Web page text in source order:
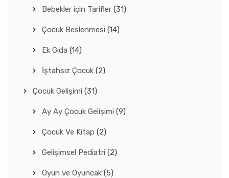
Bebekler için Tarifler (31)
Çocuk Beslenmesi (14)
Ek Gıda (14)
İştahsız Çocuk (2)
Çocuk Gelişimi (31)
Ay Ay Çocuk Gelişimi (9)
Çocuk Ve Kitap (2)
Gelişimsel Pediatri (2)
Oyun ve Oyuncak (5)